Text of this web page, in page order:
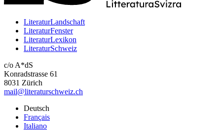
LiteraturLandschaft
LiteraturFenster
LiteraturLexikon
LiteraturSchweiz
c/o A*dS
Konradstrasse 61
8031 Zürich
mail@literaturschweiz.ch
Deutsch
Français
Italiano